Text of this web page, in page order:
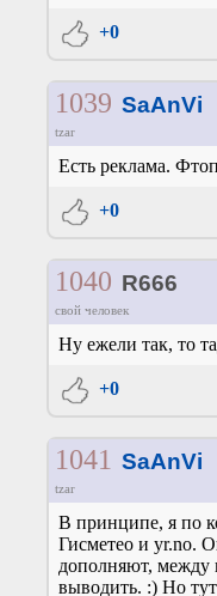
+0
1039 SaAnVi
tzar
Есть реклама.
+0
1040 R666
свой человек
Ну ежели так, то
+0
1041 SaAnVi
tzar
В принципе, я по
Гисметео и yr.no.
дополняют, между
выводить. :) Но